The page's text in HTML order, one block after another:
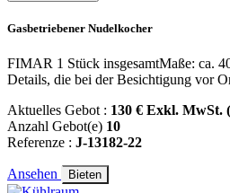
Gasbetriebener Nudelkocher
FIMAR 1 Stück insgesamtMaße: ca.
Details, die bei der Besichtigung vor
Aktuelles Gebot : 130 € Exkl. MwSt.
Anzahl Gebot(e) 10
Referenze : J-13182-22
Ansehen Bieten